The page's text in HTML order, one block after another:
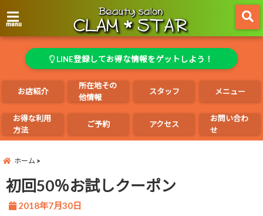
menu
LINE登録してお得な情報をゲットしよう！
お店紹介
所在地その
他情報
スタッフ メニュー
お得な利用
方法
ご予約 アクセス
お問い合わ
せ
ホーム
初回50％お試しクーポン
2018年7月30日